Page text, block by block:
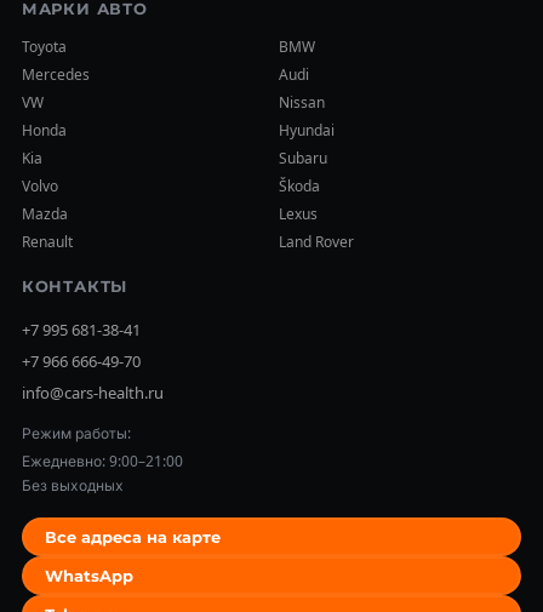
МАРКИ АВТО
Toyota
BMW
Mercedes
Audi
VW
Nissan
Honda
Hyundai
Kia
Subaru
Volvo
Škoda
Mazda
Lexus
Renault
Land Rover
КОНТАКТЫ
+7 995 681-38-41
+7 966 666-49-70
info@cars-health.ru
Режим работы:
Ежедневно: 9:00–21:00
Без выходных
Все адреса на карте
WhatsApp